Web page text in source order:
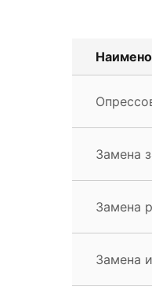
Замена
Замена
Замена